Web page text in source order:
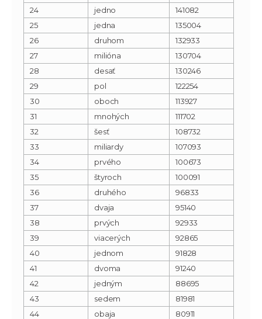
24
jedno
141082
25
jedna
135004
26
druhom
132933
27
milióna
130704
28
desať
130246
29
pol
122254
30
oboch
113927
31
mnohých
111702
32
šesť
108732
33
miliardy
107093
34
prvého
100673
35
štyroch
100091
36
druhého
96833
37
dvaja
95140
38
prvých
92933
39
viacerých
92865
40
jednom
91828
41
dvoma
91240
42
jedným
88695
43
sedem
81981
44
obaja
80911